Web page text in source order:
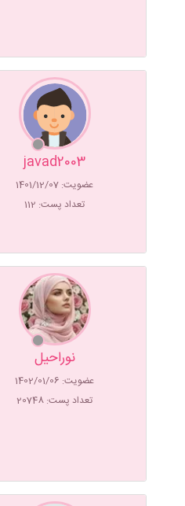
javad2003
عضویت: 1401/12/07
تعداد پست: 112
نوراحیل
عضویت: 1402/01/06
تعداد پست: 20748